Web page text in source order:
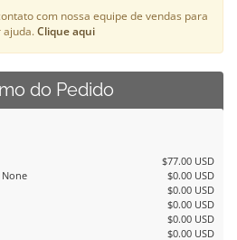
com nossa equipe de vendas para
Clique aqui
do Pedido
$77.00 USD
None
$0.00 USD
$0.00 USD
$0.00 USD
$0.00 USD
$0.00 USD